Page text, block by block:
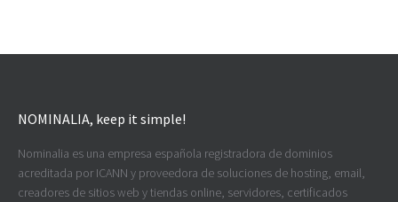
NOMINALIA, keep it simple!
Nominalia es una empresa española registradora de dominios
acreditada por ICANN y proveedora de soluciones de hosting, email,
creadores de sitios web y tiendas online, servidores, certificados